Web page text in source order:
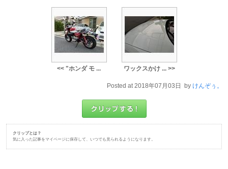
<< "ホンダ モ ... ワックスかけ ... >>
Posted at 2018年07月03日 by けんぞぅ。
クリップとは？
気に入った記事をマイページに保存して、いつでも見られるようになります。